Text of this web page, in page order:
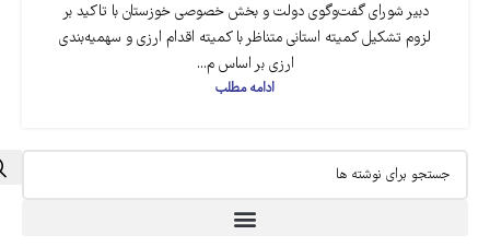
دبیر شورای گفت‌وگوی دولت و بخش خصوصی خوزستان با تاکید بر
لزوم تشکیل کمیته استانی متناظر با کمیته اقدام ارزی و سهمیه‌بندی
ارزی بر اساس م...
ادامه مطلب